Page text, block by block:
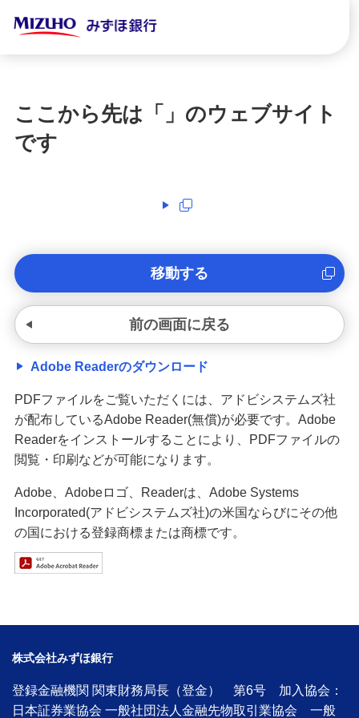
ここから先は「 」のウェブサイト
です
移動する
前の画面に戻る
Adobe Readerのダウンロード
PDFファイルをご覧いただくには、アドビシステムズ社
が配布しているAdobe Reader(無償)が必要です。Adobe
Readerをインストールすることにより、PDFファイルの
閲覧・印刷などが可能になります。
Adobe、Adobeロゴ、Readerは、Adobe Systems
Incorporated(アドビシステムズ社)の米国ならびにその他
の国における登録商標または商標です。
株式会社みずほ銀行
登録金融機関 関東財務局長（登金） 第6号 加入協会：
日本証券業協会 一般社団法人金融先物取引業協会 一般